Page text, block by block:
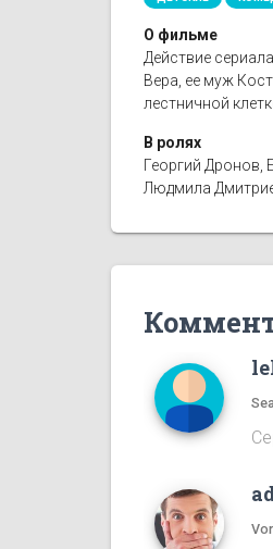
О фильме
Действие
Вера, ее муж
лестничной
В ролях
Георгий Дронов,
Людмила